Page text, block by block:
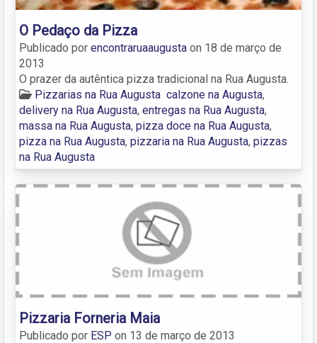
O Pedaço da Pizza
Publicado por encontraruaaugusta on 18 de março de
2013
O prazer da autêntica pizza tradicional na Rua Augusta.
Pizzarias na Rua Augusta calzone na Augusta,
delivery na Rua Augusta, entregas na Rua Augusta,
massa na Rua Augusta, pizza doce na Rua Augusta,
pizza na Rua Augusta, pizzaria na Rua Augusta, pizzas
na Rua Augusta
Pizzaria Forneria Maia
Publicado por ESP on 13 de março de 2013